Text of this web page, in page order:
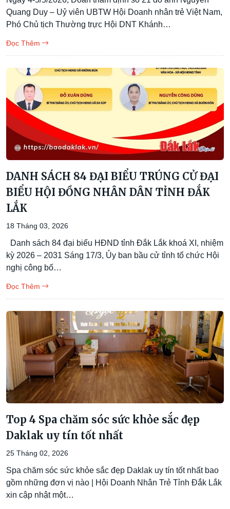
Quang Duy – Uỷ viên UBTW Hội Doanh nhân trẻ Việt Nam,
Phó Chủ tịch Thường trực Hội DNT Khánh…
Đọc Thêm
DANH SÁCH 84 ĐẠI BIỂU TRÚNG CỬ ĐẠI
BIỂU HỘI ĐỒNG NHÂN DÂN TỈNH ĐẮK
LẮK
18 Tháng 03, 2026
Danh sách 84 đại biểu HĐND tỉnh Đắk Lắk khoá XI, nhiệm
kỳ 2026 – 2031 Sáng 17/3, Ủy ban bầu cử tỉnh tổ chức Hội
nghị công bố…
Đọc Thêm
Top 4 Spa chăm sóc sức khỏe sắc đẹp
Daklak uy tín tốt nhất
25 Tháng 02, 2026
Spa chăm sóc sức khỏe sắc đẹp Daklak uy tín tốt nhất bao
gồm những đơn vị nào | Hội Doanh Nhân Trẻ Tỉnh Đắk Lắk
xin cập nhật một…